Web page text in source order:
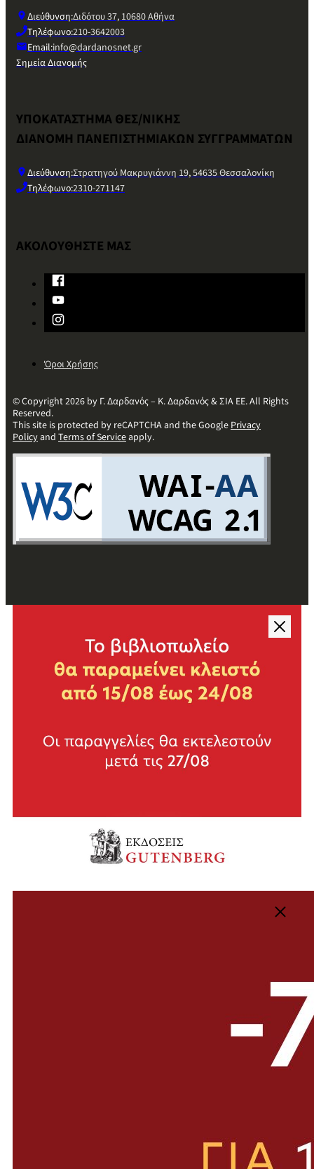
Διεύθυνση:Διδότου 37, 10680 Αθήνα
Τηλέφωνο:210-3642003
Email:info@dardanosnet.gr
Σημεία Διανομής
ΥΠΟΚΑΤΑΣΤΗΜΑ ΘΕΣ/ΝΙΚΗΣ
ΔΙΑΝΟΜΗ ΠΑΝΕΠΙΣΤΗΜΙΑΚΩΝ ΣΥΓΓΡΑΜΜΑΤΩΝ
Διεύθυνση:Στρατηγού Μακρυγιάννη 19, 54635 Θεσσαλονίκη
Τηλέφωνο:2310-271147
ΑΚΟΛΟΥΘΗΣΤΕ ΜΑΣ
Όροι Χρήσης
© Copyright 2026 by Γ. Δαρδανός – Κ. Δαρδανός & ΣΙΑ ΕΕ. All Rights
Reserved.
This site is protected by reCAPTCHA and the GooglePrivacy
Policyand Terms of Serviceapply.